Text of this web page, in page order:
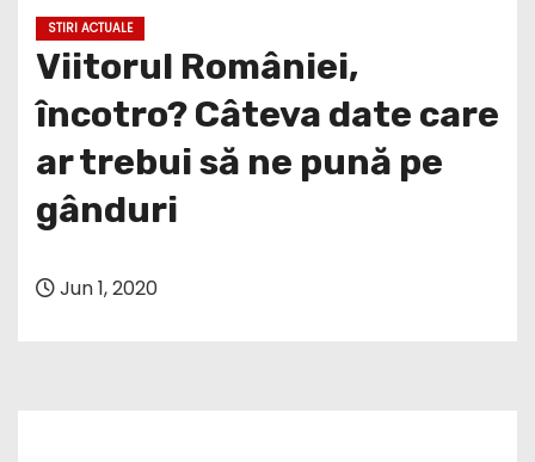
STIRI ACTUALE
Viitorul României,
încotro? Câteva date care
ar trebui să ne pună pe
gânduri
Jun 1, 2020